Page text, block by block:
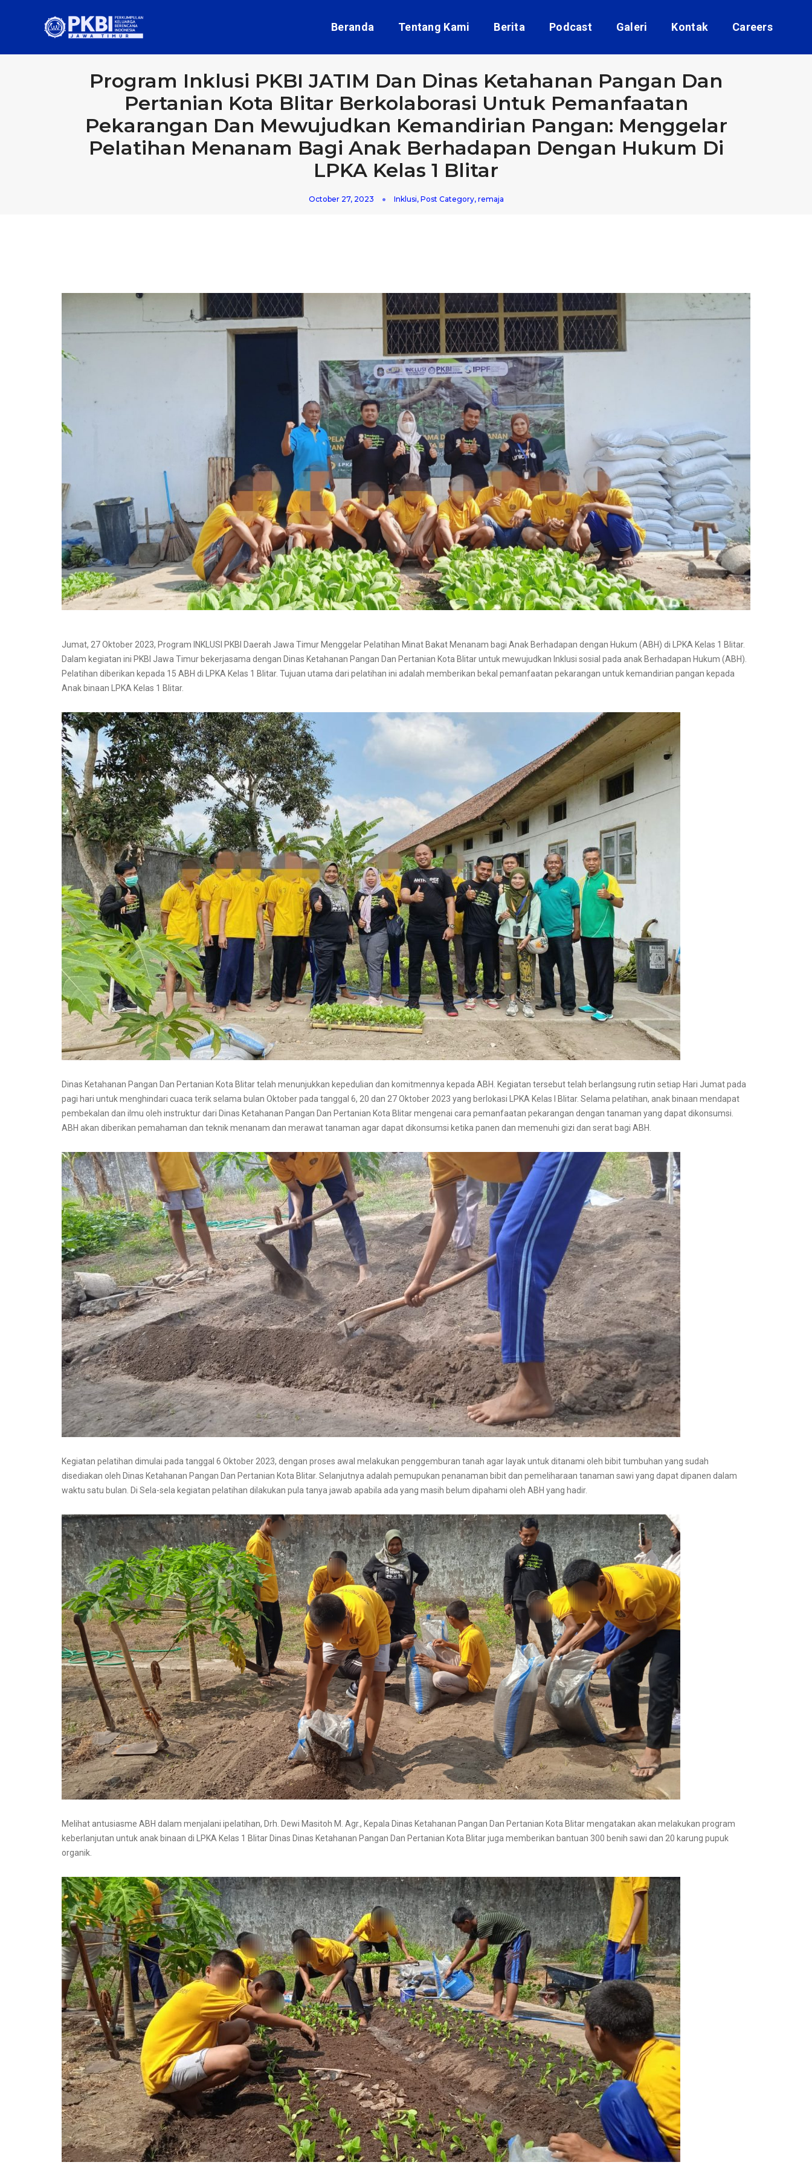
Beranda Tentang Kami Berita Podcast Galeri Kontak Careers
Program Inklusi PKBI JATIM Dan Dinas Ketahanan Pangan Dan
Pertanian Kota Blitar Berkolaborasi Untuk Pemanfaatan
Pekarangan Dan Mewujudkan Kemandirian Pangan: Menggelar
Pelatihan Menanam Bagi Anak Berhadapan Dengan Hukum Di
LPKA Kelas 1 Blitar
October 27, 2023 Inklusi, Post Category, remaja
Jumat, 27 Oktober 2023, Program INKLUSI PKBI Daerah Jawa Timur Menggelar Pelatihan Minat Bakat Menanam bagi Anak Berhadapan dengan Hukum (ABH) di LPKA Kelas 1 Blitar.
Dalam kegiatan ini PKBI Jawa Timur bekerjasama dengan Dinas Ketahanan Pangan Dan Pertanian Kota Blitar untuk mewujudkan Inklusi sosial pada anak Berhadapan Hukum (ABH).
Pelatihan diberikan kepada 15 ABH di LPKA Kelas 1 Blitar. Tujuan utama dari pelatihan ini adalah memberikan bekal pemanfaatan pekarangan untuk kemandirian pangan kepada
Anak binaan LPKA Kelas 1 Blitar.
Dinas Ketahanan Pangan Dan Pertanian Kota Blitar telah menunjukkan kepedulian dan komitmennya kepada ABH. Kegiatan tersebut telah berlangsung rutin setiap Hari Jumat pada
pagi hari untuk menghindari cuaca terik selama bulan Oktober pada tanggal 6, 20 dan 27 Oktober 2023 yang berlokasi LPKA Kelas I Blitar. Selama pelatihan, anak binaan mendapat
pembekalan dan ilmu oleh instruktur dari Dinas Ketahanan Pangan Dan Pertanian Kota Blitar mengenai cara pemanfaatan pekarangan dengan tanaman yang dapat dikonsumsi.
ABH akan diberikan pemahaman dan teknik menanam dan merawat tanaman agar dapat dikonsumsi ketika panen dan memenuhi gizi dan serat bagi ABH.
Kegiatan pelatihan dimulai pada tanggal 6 Oktober 2023, dengan proses awal melakukan penggemburan tanah agar layak untuk ditanami oleh bibit tumbuhan yang sudah
disediakan oleh Dinas Ketahanan Pangan Dan Pertanian Kota Blitar. Selanjutnya adalah pemupukan penanaman bibit dan pemeliharaan tanaman sawi yang dapat dipanen dalam
waktu satu bulan. Di Sela-sela kegiatan pelatihan dilakukan pula tanya jawab apabila ada yang masih belum dipahami oleh ABH yang hadir.
Melihat antusiasme ABH dalam menjalani ipelatihan, Drh. Dewi Masitoh M. Agr., Kepala Dinas Ketahanan Pangan Dan Pertanian Kota Blitar mengatakan akan melakukan program
keberlanjutan untuk anak binaan di LPKA Kelas 1 Blitar Dinas Dinas Ketahanan Pangan Dan Pertanian Kota Blitar juga memberikan bantuan 300 benih sawi dan 20 karung pupuk
organik.